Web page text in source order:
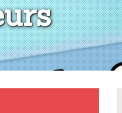
: